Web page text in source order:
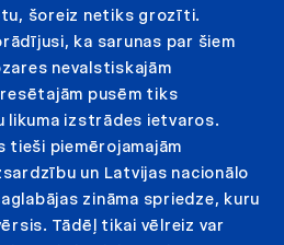
šoreiz netiks grozīti.
ka sarunas par šiem
nevalstiskajām
pusēm tiks
likuma izstrādes ietvaros.
piemērojamajām
un Latvijas nacionālo
zināma spriedze, kuru
Tādēļ tikai vēlreiz var